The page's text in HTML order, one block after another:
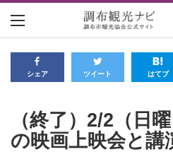
シェア ツイート はてブ
（終了）2/2（日
の映画上映会と講